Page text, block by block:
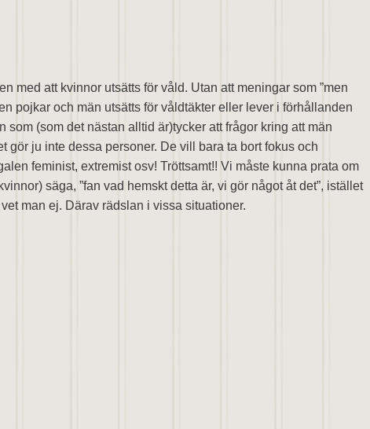
med att kvinnor utsätts för våld. Utan att meningar som ”men
pojkar och män utsätts för våldtäkter eller lever i förhållanden
(som det nästan alltid är)tycker att frågor kring att män
gör ju inte dessa personer. De vill bara ta bort fokus och
feminist, extremist osv! Tröttsamt!! Vi måste kunna prata om
säga, ”fan vad hemskt detta är, vi gör något åt det”, istället
man ej. Därav rädslan i vissa situationer.